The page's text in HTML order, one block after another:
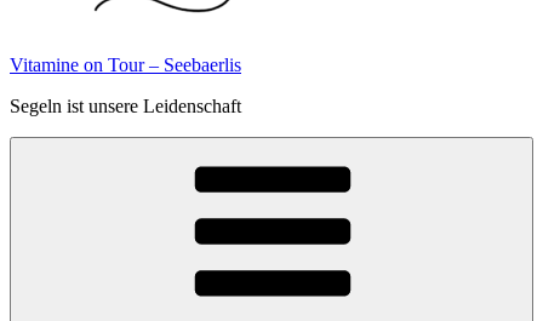
Vitamine on Tour – Seebaerlis
Segeln ist unsere Leidenschaft